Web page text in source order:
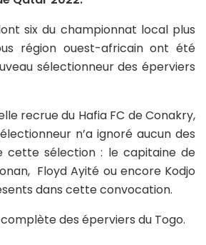
six du championnat local plus
région ouest-africain ont été
sélectionneur des éperviers
recrue du Hafia FC de Conakry,
n’a ignoré aucun des
cette sélection : le capitaine de
Floyd Ayité ou encore Kodjo
dans cette convocation.
des éperviers du Togo.